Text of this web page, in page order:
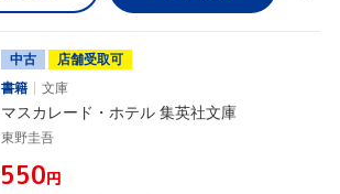
中古
店舗受取可
書籍
文庫
マスカレード・ホテル 集英社文庫
東野圭吾
¥550円